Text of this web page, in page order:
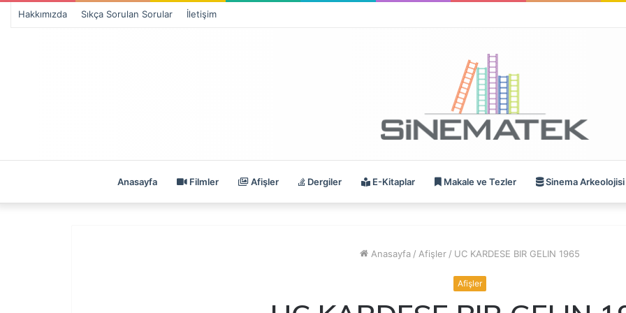
Hakkımızda Sıkça Sorulan Sorular İletişim
Anasayfa Filmler Afişler Dergiler E-Kitaplar Makale ve Tezler Sinema Arkeolojisi
Anasayfa / Afişler / UC KARDESE BIR GELIN 1965
Afişler